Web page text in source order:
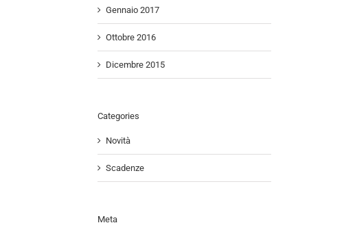
Gennaio 2017
Ottobre 2016
Dicembre 2015
Categories
Novità
Scadenze
Meta